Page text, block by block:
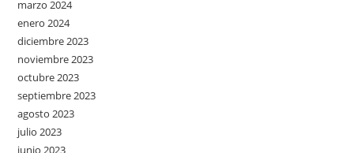
marzo 2024
enero 2024
diciembre 2023
noviembre 2023
octubre 2023
septiembre 2023
agosto 2023
julio 2023
junio 2023